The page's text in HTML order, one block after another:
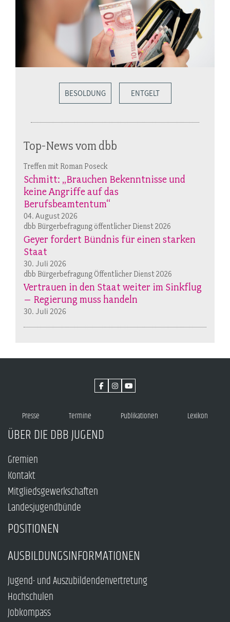
BESOLDUNG ENTGELT
Top-News vom dbb
Treffen mit Roman Poseck
Schmitt: „Brauchen Bekenntnisse und
keine Angriffe auf das
Berufsbeamtentum“
04. August 2026
dbb Bürgerbefragung öffentlicher Dienst 2026
Geyer fordert Bündnis für einen starken
Staat
30. Juli 2026
dbb Bürgerbefragung Öffentlicher Dienst 2026
Vertrauen in den Staat weiter im Sinkflug
– Regierung muss handeln
30. Juli 2026
Presse Termine Publikationen Lexikon
ÜBER DIE DBB JUGEND
Gremien
Kontakt
Mitgliedsgewerkschaften
Landesjugendbünde
POSITIONEN
AUSBILDUNGSINFORMATIONEN
Jugend- und Auszubildendenvertretung
Hochschulen
Jobkompass